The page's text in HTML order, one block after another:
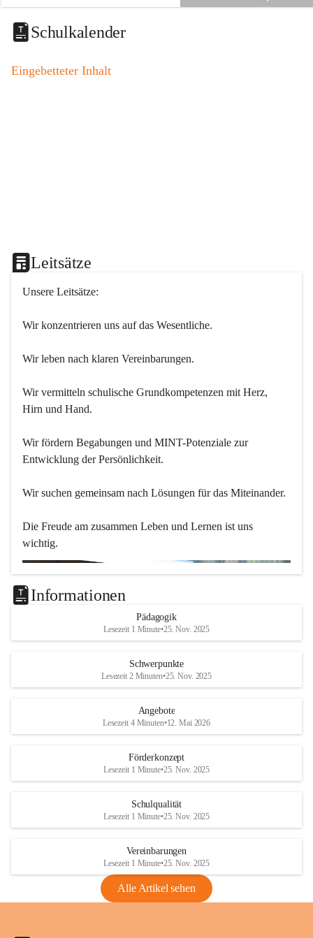
i
t
a
o
Schulkalender
Eingebetteter Inhalt
Leitsätze
Unsere Leitsätze:
Wir konzentrieren uns auf das Wesentliche.
Wir leben nach klaren Vereinbarungen.
Wir vermitteln schulische Grundkompetenzen mit Herz,
Hirn und Hand.
Wir fördern Begabungen und MINT-Potenziale zur
Entwicklung der Persönlichkeit.
Wir suchen gemeinsam nach Lösungen für das Miteinander.
Die Freude am zusammen Leben und Lernen ist uns
wichtig.
Informationen
Pädagogik
Lesezeit 1 Minute•25. Nov. 2025
Schwerpunkte
Lesezeit 2 Minuten•25. Nov. 2025
Angebote
Lesezeit 4 Minuten•12. Mai 2026
Förderkonzept
Lesezeit 1 Minute•25. Nov. 2025
Schulqualität
Lesezeit 1 Minute•25. Nov. 2025
Vereinbarungen
Lesezeit 1 Minute•25. Nov. 2025
Alle Artikel sehen